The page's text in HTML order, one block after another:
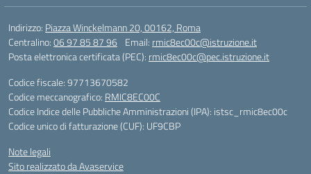
Indirizzo: Piazza Winckelmann 20, 00162, Roma
Centralino:06 97 85 87 96 Email: rmic8ec00c@istruzione.it
Posta elettronica certificata (PEC): rmic8ec00c@pec.istruzione.it
Codice fiscale: 97713670582
Codice meccanografico: RMIC8EC00C
Codice Indice delle Pubbliche Amministrazioni (IPA): istsc_rmic8ec00c
Codice unico di fatturazione (CUF): UF9CBP
Note legali
Sito realizzato da Avaservice